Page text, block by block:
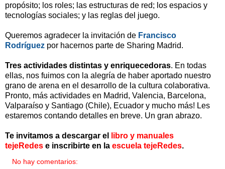
propósito; los roles; las estructuras de red; los espacios y
tecnologías sociales; y las reglas del juego.
Queremos agradecer la invitación de Francisco
Rodríguez por hacernos parte de Sharing Madrid.
Tres actividades distintas y enriquecedoras. En todas
ellas, nos fuimos con la alegría de haber aportado nuestro
grano de arena en el desarrollo de la cultura colaborativa.
Pronto, más actividades en Madrid, Valencia, Barcelona,
Valparaíso y Santiago (Chile), Ecuador y mucho más! Les
estaremos contando detalles en breve. Un gran abrazo.
Te invitamos a descargar el
libro y manuales
tejeRedes e inscribirte en la escuela tejeRedes.
No hay comentarios: